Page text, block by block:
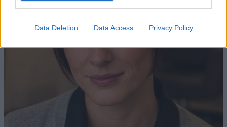
Data Deletion Data Access Privacy Policy